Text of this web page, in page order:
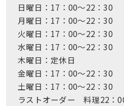
日曜日：17：00～22：30
月曜日：17：00～22：30
火曜日：17：00～22：30
水曜日：17：00～22：30
木曜日：定休日
金曜日：17：00～22：30
土曜日：17：00～22：30
ラストオーダー 料理22：